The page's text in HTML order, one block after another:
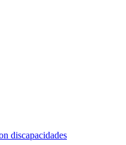
discapacidades